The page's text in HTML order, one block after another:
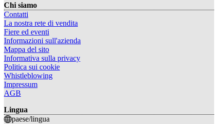
Chi siamo
Contatti
La nostra rete di vendita
Fiere ed eventi
Informazioni sull'azienda
Mappa del sito
Informativa sulla privacy
Politica sui cookie
Whistleblowing
Impressum
AGB
Lingua
paese/lingua